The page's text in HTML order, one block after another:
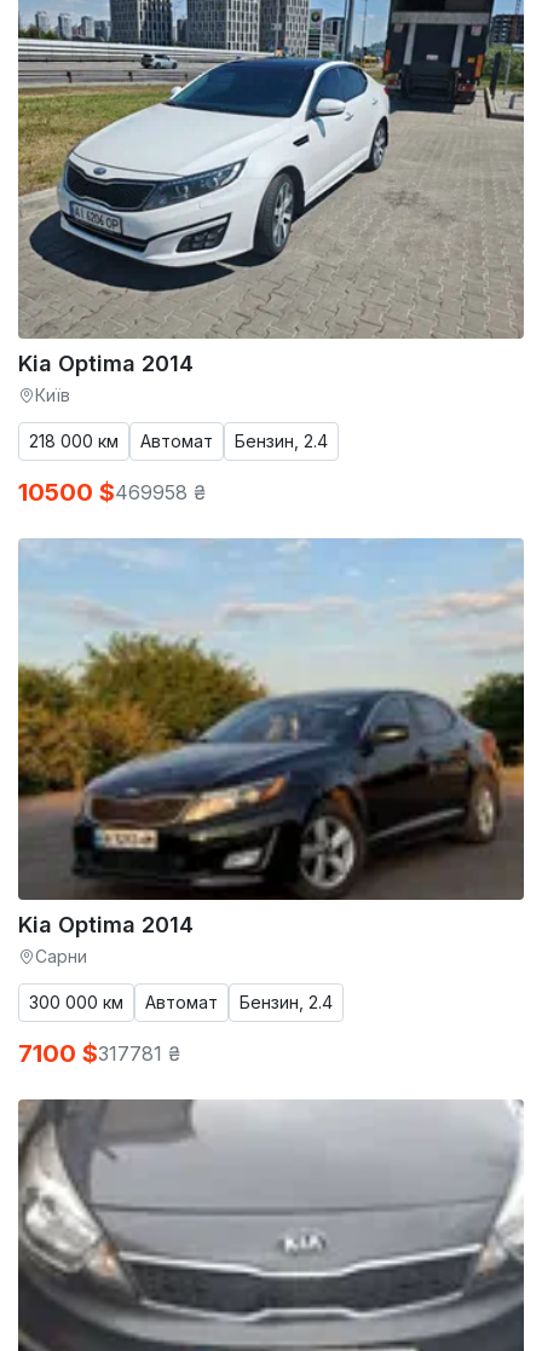
Kia Optima 2014
Київ
218 000 км Автомат Бензин, 2.4
10500 $469958 ₴
Kia Optima 2014
Сарни
300 000 км Автомат Бензин, 2.4
7100 $317781 ₴